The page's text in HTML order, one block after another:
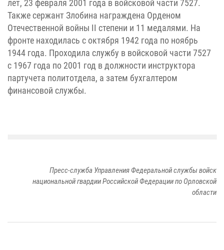
лет, 23 февраля 2001 года в войсковой части 7527.
Также сержант Злобина награждена Орденом
Отечественной войны II степени и 11 медалями. На
фронте находилась с октября 1942 года по ноябрь
1944 года. Проходила службу в войсковой части 7527
с 1967 года по 2001 год в должности инструктора
партучета политотдела, а затем бухгалтером
финансовой службы.
Пресс-служба Управления Федеральной службы войск
национальной гвардии Российской Федерации по Орловской
области